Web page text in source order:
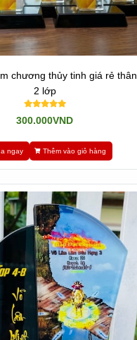
chương thủy tinh giá rẻ thân
2 lớp
300.000VND
ngay Thêm vào giỏ hàng